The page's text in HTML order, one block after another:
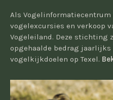
Als Vogelinformatiecentrum
vogelexcursies en verkoop
Vogeleiland. Deze stichting
opgehaalde bedrag jaarlijks
vogelkijkdoelen op Texel.